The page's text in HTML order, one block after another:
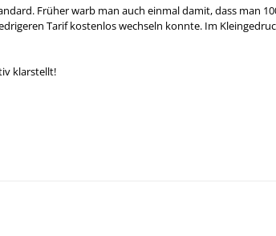
Früher warb man auch einmal damit, dass man
Tarif kostenlos wechseln konnte. Im
klarstellt!